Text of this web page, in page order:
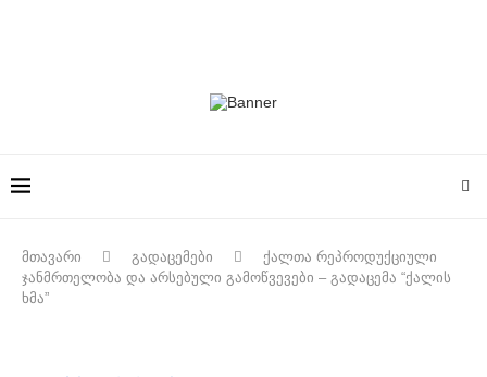
მთავარი გადაცემები
ქალთა რეპროდუქციული
ჯანმრთელობა და არსებული გამოწვევები – გადაცემა “ქალის
ხმა”